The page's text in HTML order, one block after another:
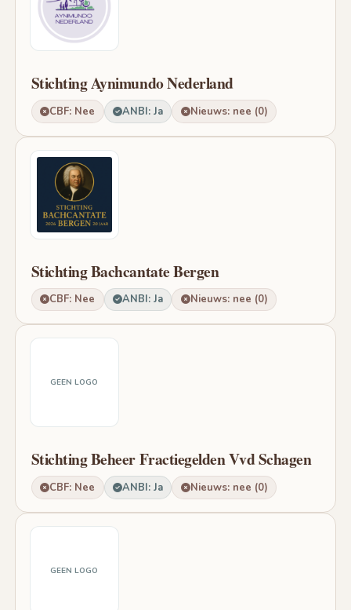
Stichting Aynimundo Nederland
CBF: Nee ANBI: Ja Nieuws: nee (0)
Stichting Bachcantate Bergen
CBF: Nee ANBI: Ja Nieuws: nee (0)
GEEN LOGO
Stichting Beheer Fractiegelden Vvd Schagen
CBF: Nee ANBI: Ja Nieuws: nee (0)
GEEN LOGO